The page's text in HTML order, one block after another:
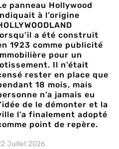
panneau Hollywood
à l’origine
a été construit
1923 comme publicité
pour un
Il n’était
rester en place que
18 mois, mais
n’a jamais eu
de le démonter et la
l’a finalement adopté
point de repère.
Juillet 2026